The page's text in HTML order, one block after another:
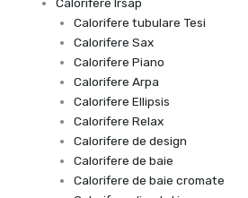
Calorifere Irsap
Calorifere tubulare Tesi
Calorifere Sax
Calorifere Piano
Calorifere Arpa
Calorifere Ellipsis
Calorifere Relax
Calorifere de design
Calorifere de baie
Calorifere de baie cromate